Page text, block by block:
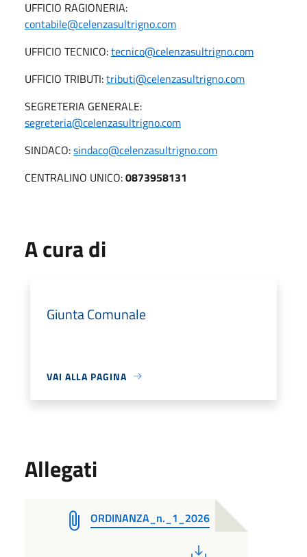
UFFICIO RAGIONERIA:
contabile@celenzasultrigno.com
UFFICIO TECNICO:tecnico@celenzasultrigno.com
UFFICIO TRIBUTI:tributi@celenzasultrigno.com
SEGRETERIA GENERALE:
segreteria@celenzasultrigno.com
SINDACO:sindaco@celenzasultrigno.com
CENTRALINO UNICO:0873958131
A cura di
Giunta Comunale
VAI ALLA PAGINA
Allegati
ORDINANZA_n._1_2026